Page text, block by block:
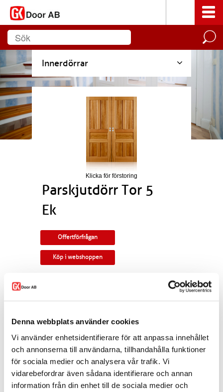
Denna webbplats använder cookies
Vi använder enhetsidentifierare för att anpassa innehållet
och annonserna till användarna, tillhandahålla funktioner
för sociala medier och analysera vår trafik. Vi
vidarebefordrar även sådana identifierare och annan
information från din enhet till de sociala medier och
Innerdörrar
Klicka för förstoring
Parskjutdörr Tor 5
Ek
Offertförfrågan
Köp i webshoppen
Parskjutdörr i ek. Rundad profil och urfräsning i
eller infälld i vägg.
med skjutdörrsspår samt draghandtag och
skålar som standard. Modellen finns som
enkeldörr, pardörr i lika eller olika delning,
skjutdörr samt parskjutdörr.
Varianten finns att köpa i webshoppen. I
offertförfrågan väljer du mått, ytbehandling,
beslagsamtandra tillval.